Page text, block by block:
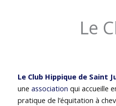
Le
Le Club Hippique de Saint
uneassociation qui accueille
pratique de l’équitation à